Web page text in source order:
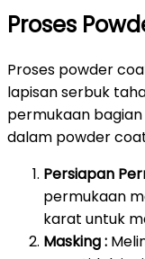
Proses
Proses powder
lapisan serbuk
permukaan
dalam powder
Persiapan
permukaan
karat untuk
Masking :